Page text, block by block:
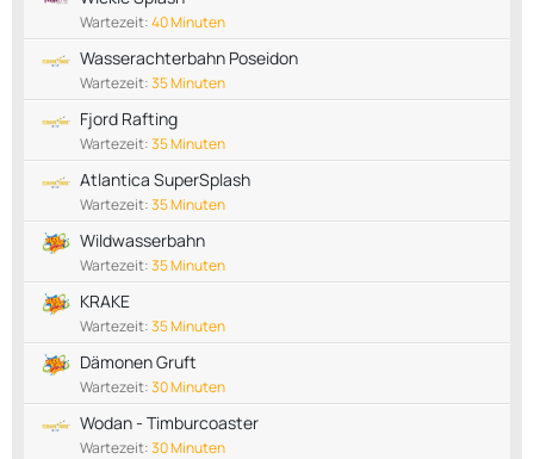
Wartezeit:40 Minuten
Wasserachterbahn Poseidon
Wartezeit:35 Minuten
Fjord Rafting
Wartezeit:35 Minuten
Atlantica SuperSplash
Wartezeit:35 Minuten
Wildwasserbahn
Wartezeit:35 Minuten
KRAKE
Wartezeit:35 Minuten
Dämonen Gruft
Wartezeit:30 Minuten
Wodan - Timburcoaster
Wartezeit:30 Minuten